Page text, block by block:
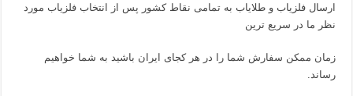
ارسال فلزیاب و طلایاب به تمامی نقاط کشور پس از انتخاب فلزیاب مورد
نظر ما در سریع ترین
زمان ممکن سفارش شما را در هر کجای ایران باشید به شما خواهیم
رساند.